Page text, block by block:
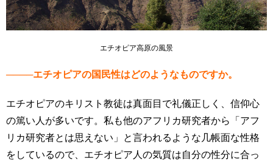
エチオピア高原の風景
────エチオピアの国民性はどのようなものですか。
エチオピアのキリスト教徒は真面目で礼儀正しく、信仰心
の篤い人が多いです。私も他のアフリカ研究者から「アフ
リカ研究者とは思えない」と言われるような几帳面な性格
をしているので、エチオピア人の気質は自分の性分に合っ